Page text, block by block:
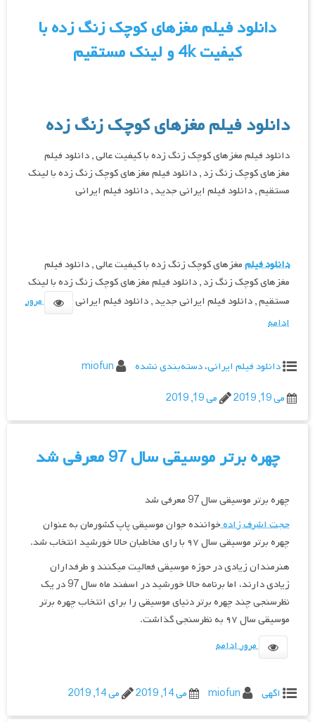
دانلود فیلم مغزهای کوچک زنگ زده با
کیفیت 4k و لینک مستقیم
دانلود فیلم مغزهای کوچک زنگ زده
دانلود فیلم مغزهای کوچک زنگ زده با کیفیت عالی , دانلود فیلم
مغزهای کوچک زنگ زد , دانلود فیلم مغزهای کوچک زنگ زده با لینک
مستقیم , دانلود فیلم ایرانی جدید , دانلود فیلم ایرانی
دانلود فیلممغزهای کوچک زنگ زده با کیفیت عالی , دانلود فیلم
مغزهای کوچک زنگ زد , دانلود فیلم مغزهای کوچک زنگ زده با لینک
مستقیم , دانلود فیلم ایرانی جدید , دانلود فیلم ایرانی
مرور
ادامه
دانلود فیلم ایرانی،دسته‌بندی نشده
miofun
می 19, 2019
می 19, 2019
چهره برتر موسیقی سال 97 معرفی شد
چهره برتر موسیقی سال 97 معرفی شد
حجت اشرف زادهخواننده جوان موسیقی پاپ کشورمان به عنوان
چهره برتر موسیقی سال ۹۷ با رای مخاطبان حالا خورشید انتخاب شد.
هنرمندان زیادی در حوزه موسیقی فعالیت میکنند و طرفداران
زیادی دارند، اما برنامه حالا خورشید در اسفند ماه سال 97 در یک
نظرسنجی چند چهره برتر دنیای موسیقی را برای انتخاب چهره برتر
موسیقی سال ۹۷ به نظرسنجی گذاشت.
مرور ادامه
اگهی miofun می 14, 2019 می 14, 2019